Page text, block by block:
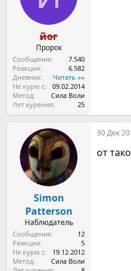
йог
Пророк
Сообщения
7.540
Реакции
6.582
Дневник
Читать »»
Не курю с
09.02.2014
Метод
Сила Воли
Лет курения
25
Simon
Patterson
Наблюдатель
Сообщения
12
Реакции
5
Не курю с
19.12.2012
Метод
Сила Воли
30 Дек
от